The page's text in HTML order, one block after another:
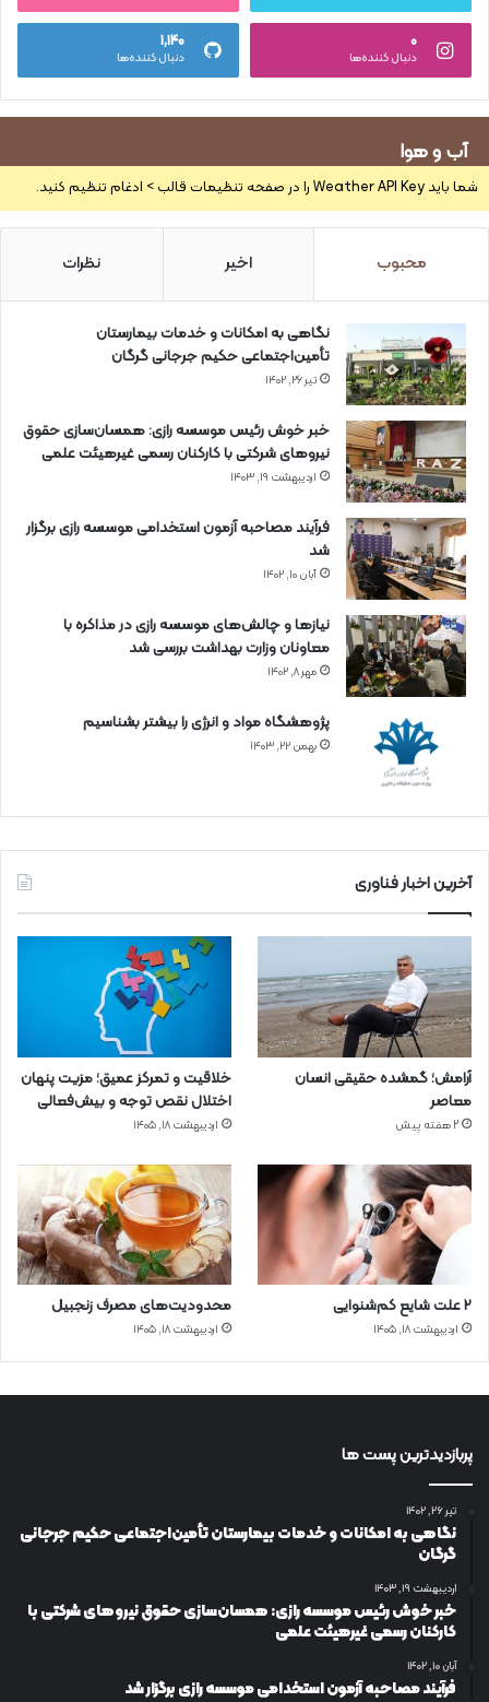
۰
دنبال کننده‌ها
۱,۱۴۰
دنبال کننده‌ها
آب و هوا
شما باید Weather API Key را در صفحه تنظیمات قالب > ادغام تنظیم کنید.
محبوب اخیر نظرات
نگاهی به امکانات و خدمات بیمارستان
تأمین‌اجتماعی حکیم جرجانی گرگان
تیر ۲۶, ۱۴۰۲
خبر خوش رئیس موسسه رازی: همسان‌سازی حقوق
نیروهای شرکتی با کارکنان رسمی غیرهیئت علمی
اردیبهشت ۱۹, ۱۴۰۳
فرآیند مصاحبه آزمون استخدامی موسسه رازی برگزار
شد
آبان ۱۰, ۱۴۰۲
نیازها و چالش‌های موسسه رازی در مذاکره با
معاونان وزارت بهداشت بررسی شد
مهر ۸, ۱۴۰۲
پژوهشگاه مواد و انرژی را بیشتر بشناسیم
بهمن ۲۲, ۱۴۰۳
آخرین اخبار فناوری
آرامش؛ گمشده حقیقی انسان
معاصر
2 هفته پیش
خلاقیت و تمرکز عمیق؛ مزیت پنهان
اختلال نقص توجه و بیش‌فعالی
اردیبهشت ۱۸, ۱۴۰۵
۲ علت شایع‌ کم‌شنوایی
اردیبهشت ۱۸, ۱۴۰۵
محدودیت‌های مصرف زنجبیل
اردیبهشت ۱۸, ۱۴۰۵
پربازدیدترین پست ها
تیر ۲۶, ۱۴۰۲
نگاهی به امکانات و خدمات بیمارستان تأمین‌اجتماعی حکیم جرجانی
گرگان
اردیبهشت ۱۹, ۱۴۰۳
خبر خوش رئیس موسسه رازی: همسان‌سازی حقوق نیروهای شرکتی با
کارکنان رسمی غیرهیئت علمی
آبان ۱۰, ۱۴۰۲
فرآیند مصاحبه آزمون استخدامی موسسه رازی برگزار شد